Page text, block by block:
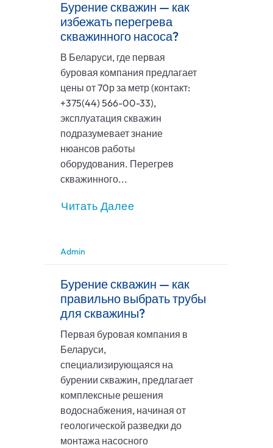
Бурение скважин — как
избежать перегрева
скважинного насоса?
В Беларуси, где первая
буровая компания предлагает
цены от 70р за метр (контакт:
+375(44) 566-00-33),
эксплуатация скважин
подразумевает знание
нюансов работы
оборудования. Перегрев
скважинного...
Читать Далее
Admin
Бурение скважин — как
правильно выбрать трубы
для скважины?
Первая буровая компания в
Беларуси,
специализирующаяся на
бурении скважин, предлагает
комплексные решения
водоснабжения, начиная от
геологической разведки до
монтажа насосного